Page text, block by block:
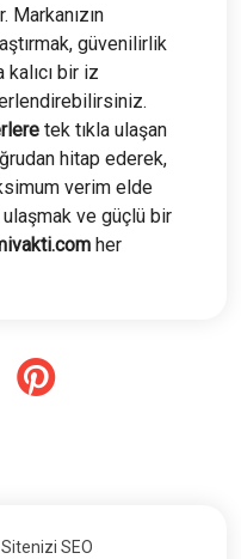
Markanızın
güvenilirlik
bir iz
tek tıkla ulaşan
hitap ederek,
verim elde
ve güçlü bir
her
SEO